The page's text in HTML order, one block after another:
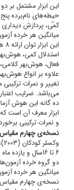
این ابزار مشتمل بر
حیطه‌های نام‌برده
کم‍ّی، پردازش
استدلال کمی،
فعال، هوش‌بهر
علاوه بر انواع
تغییر و نمرات
ده گانه این هوش
ابزار معرف آن است که
و نمرات ترکیبی
نسخه‌ی چهارم
دو گروه خرده